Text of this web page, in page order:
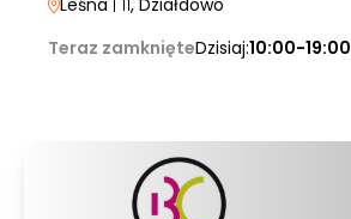
Leśna | 11, Działdowo
Teraz zamknięteDzisiaj:10:00-19:00